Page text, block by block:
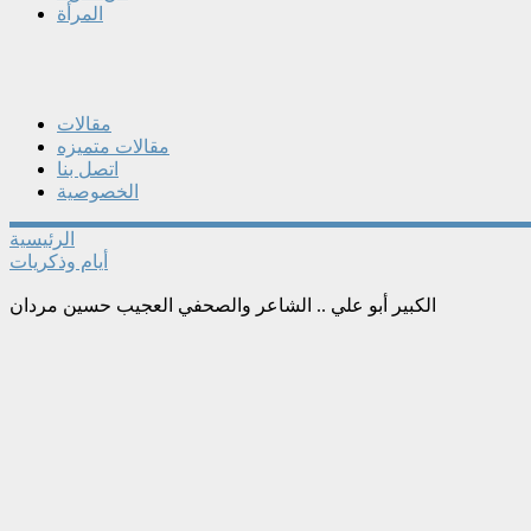
المرأة
مقالات
مقالات متميزه
اتصل بنا
الخصوصية
الرئيسية
أيام وذكريات
الكبير أبو علي .. الشاعر والصحفي العجيب حسين مردان